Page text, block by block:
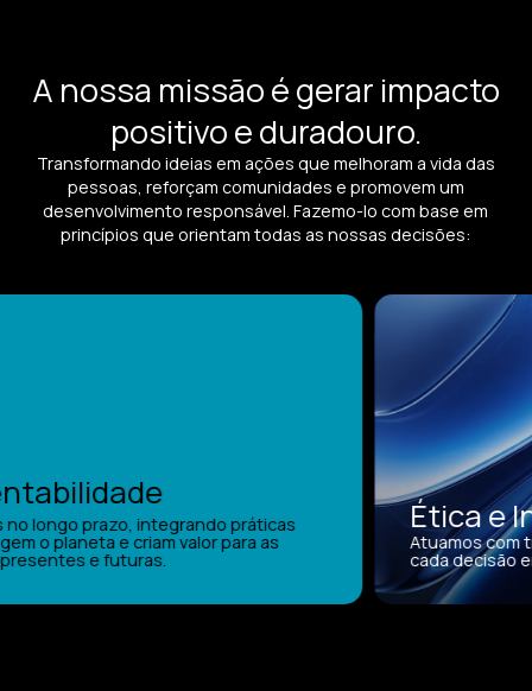
A nossa missão é gerar impacto
positivo e duradouro.
Transformando ideias em ações que melhoram a vida das
pessoas, reforçam comunidades e promovem um
desenvolvimento responsável. Fazemo-lo com base em
princípios que orientam todas as nossas decisões:
longo prazo, integrando práticas
o planeta e criam valor para as
e futuras.
Ética e
Atuamos com
cada decisão